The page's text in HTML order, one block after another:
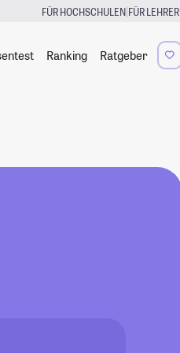
FÜR HOCHSCHULEN|FÜR LEHRER
Ranking Ratgeber